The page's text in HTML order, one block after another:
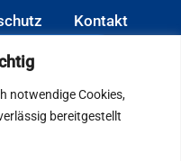
notwendige Cookies,
bereitgestellt
Kontakt
06:30–
Uhr